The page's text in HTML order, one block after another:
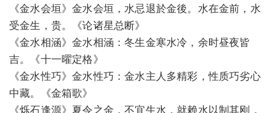
《金水会垣》金水会垣，水忌退於金後。水在金前，水
受金生，贵。《论诸星总断》
《金水相涵》金水相涵：冬生金寒水冷，余时昼夜皆
吉。《十一曜定格》
《金水性巧》金水性巧：金水主人多精彩，性质巧劣心
中藏。《金箱歌》
《烁石逢源》夏令之金，不宜生水，就赖水以制其刚，